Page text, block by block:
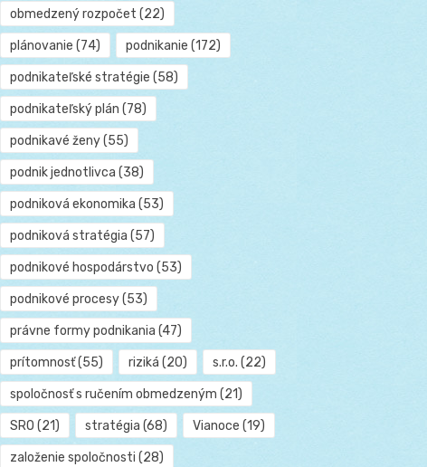
obmedzený rozpočet (22)
plánovanie (74) podnikanie (172)
podnikateľské stratégie (58)
podnikateľský plán (78)
podnikavé ženy(55)
podnik jednotlivca (38)
podniková ekonomika (53)
podniková stratégia (57)
podnikové hospodárstvo (53)
podnikové procesy(53)
právne formy podnikania (47)
prítomnosť(55) riziká (20) s.r.o. (22)
spoločnosť s ručením obmedzeným (21)
SRO (21) stratégia (68) Vianoce (19)
založenie spoločnosti (28)